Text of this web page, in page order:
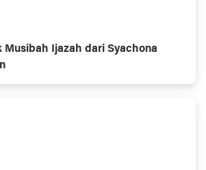
Musibah Ijazah dari Syachona